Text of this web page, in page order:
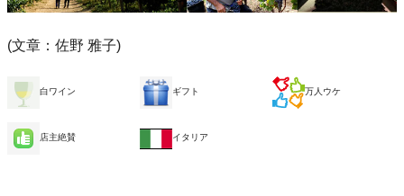
(文章：佐野 雅子)
白ワイン ギフト 万人ウケ
店主絶賛 イタリア